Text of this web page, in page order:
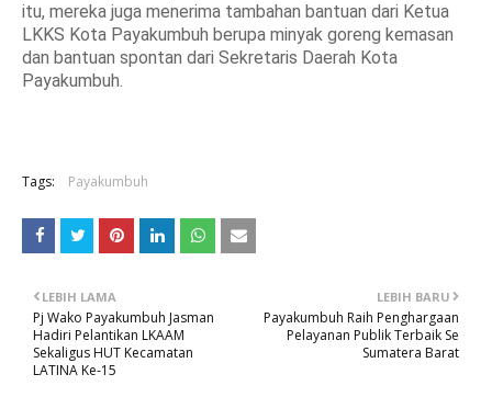
itu, mereka juga menerima tambahan bantuan dari Ketua
LKKS Kota Payakumbuh berupa minyak goreng kemasan
dan bantuan spontan dari Sekretaris Daerah Kota
Payakumbuh.
Tags: Payakumbuh
LEBIH BARU
Payakumbuh Raih Penghargaan
Pelayanan Publik Terbaik Se
Sumatera Barat
LEBIH LAMA
Pj Wako Payakumbuh Jasman
Hadiri Pelantikan LKAAM
Sekaligus HUT Kecamatan
LATINA Ke-15